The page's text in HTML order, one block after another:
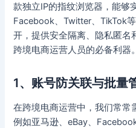
款独立IP的指纹浏览器，能够
Facebook、Twitter、TikTok
开，提供安全隔离、隐私匿名
跨境电商运营人员的必备利器。
1、账号防关联与批量
在跨境电商运营中，我们常常
例如亚马逊、eBay、